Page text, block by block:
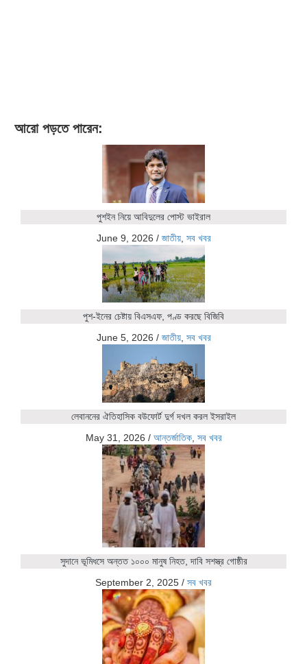
আরো পড়তে পারেন:
পুশইন নিয়ে আবিদুলের পোস্ট ভাইরাল
June 9, 2026 / জাতীয়, সব খবর
পুশ-ইনের চেষ্টায় বিএসএফ, পণ্ড করছে বিজিবি
June 5, 2026 / জাতীয়, সব খবর
লেবাননের ঐতিহাসিক বউফোর্ট দুর্গ দখল করল ইসরাইল
May 31, 2026 / আন্তর্জাতিক, সব খবর
সুদানে ভূমিধসে অন্তত ১০০০ মানুষ নিহত, দাবি সশস্ত্র গোষ্ঠীর
September 2, 2025 / সব খবর